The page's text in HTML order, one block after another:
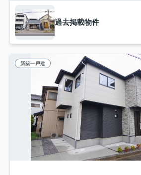
過去掲載物件
新築一戸建